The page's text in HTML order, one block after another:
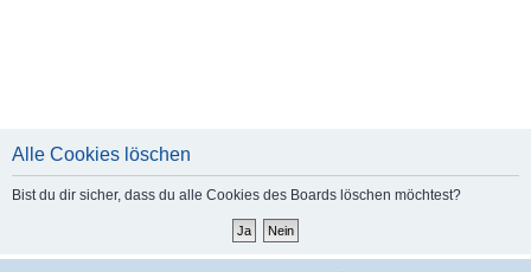
Alle Cookies löschen
Bist du dir sicher, dass du alle Cookies des Boards löschen möchtest?